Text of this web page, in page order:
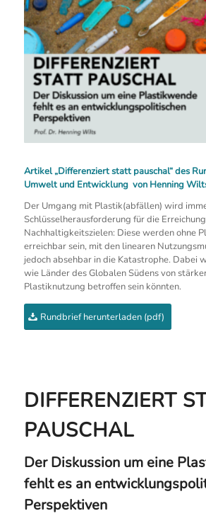
Artikel „Differenziert statt pauschal“ des
Umwelt und Entwicklung von Henning
Der Umgang mit Plastik(abfällen) wird
Schlüsselherausforderung für die
Nachhaltigkeitszielen: Diese werden ohne
erreichbar sein, mit den linearen
jedoch absehbar in die Katastrophe. Dabei
wie Länder des Globalen Südens von
Plastiknutzung betroffen sein könnten.
Rundbrief herunterladen (pdf)
DIFFERENZIERT
PAUSCHAL
Der Diskussion um eine
fehlt es an
Perspektiven